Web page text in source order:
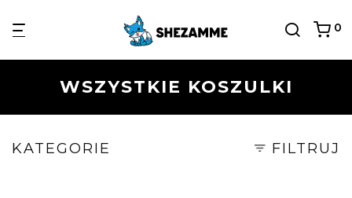
0
WSZYSTKIE KOSZULKI
KATEGORIE FILTRUJ